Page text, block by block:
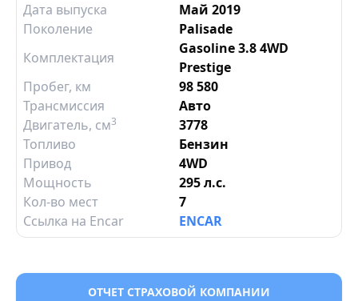
Дата выпуска
Май 2019
Поколение
Palisade
Комплектация
Gasoline 3.8 4WD
Prestige
Пробег, км
98 580
Трансмиссия
Авто
Двигатель, см3
3778
Топливо
Бензин
Привод
4WD
Мощность
295 л.с.
Кол-во мест
7
Ссылка на Encar
ENCAR
ОТЧЕТ СТРАХОВОЙ КОМПАНИИ